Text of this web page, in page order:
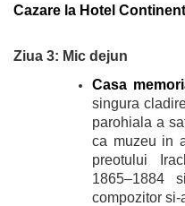
Cazare la Hotel
Ziua 3: Mic dejun
Casa
singura
parohiala a
ca muzeu in
preotului
1865–1884
compozitor si-